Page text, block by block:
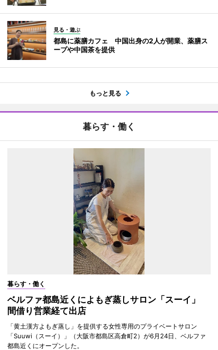
見る・遊ぶ
都島に薬膳カフェ 中国出身の2人が開業、薬膳ス
ープや中国茶を提供
もっと見る
暮らす・働く
暮らす・働く
ベルファ都島近くによもぎ蒸しサロン「スーイ」
間借り営業経て出店
「黄土漢方よもぎ蒸し」を提供する女性専用のプライベートサロン
「Suuwi（スーイ）」（大阪市都島区高倉町2）が6月24日、ベルファ
都島近くにオープンした。